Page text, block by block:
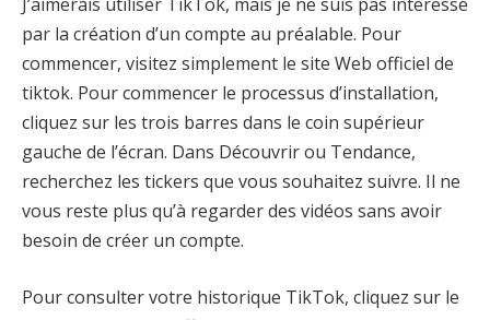
par la création d’un compte au préalable. Pour
commencer, visitez simplement le site Web officiel de
tiktok. Pour commencer le processus d’installation,
cliquez sur les trois barres dans le coin supérieur
gauche de l’écran. Dans Découvrir ou Tendance,
recherchez les tickers que vous souhaitez suivre. Il ne
vous reste plus qu’à regarder des vidéos sans avoir
besoin de créer un compte.
Pour consulter votre historique TikTok, cliquez sur le